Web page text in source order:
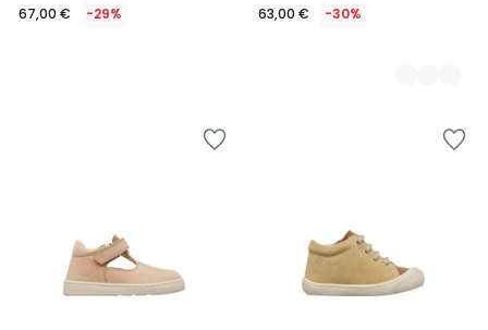
67,00 € -29% 63,00 € -30%